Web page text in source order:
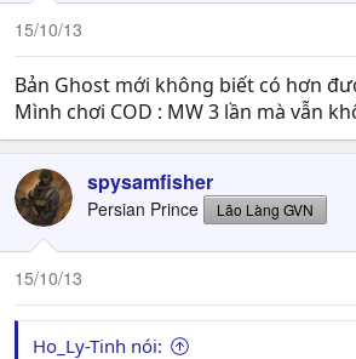
n
15/10/13
Bản Ghost mới không biết có hơn
Mình chơi COD : MW 3 lần mà vẫn
spysamfisher
Persian Prince Lão Làng GVN
15/10/13
Ho_Ly-Tinh nói: